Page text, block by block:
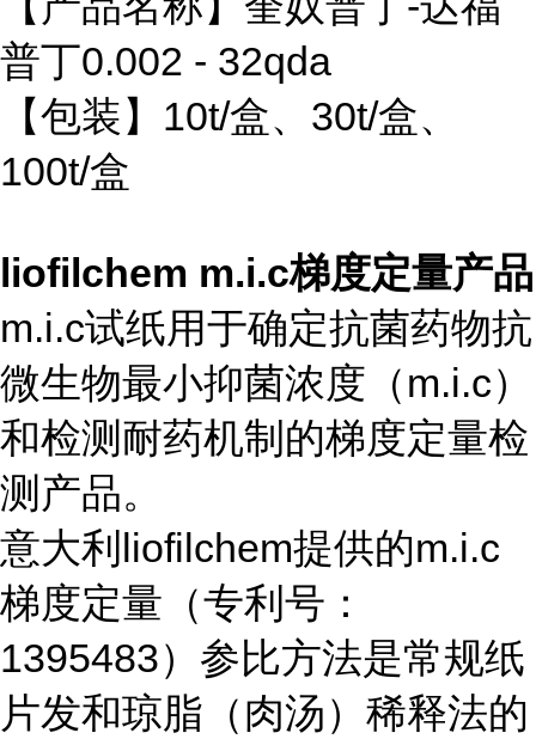
普丁0.002 - 32qda
【包装】10t/盒、30t/盒、
100t/盒
liofilchem m.i.c梯度定量产品
m.i.c试纸用于确定抗菌药物抗
微生物最小抑菌浓度（m.i.c）
和检测耐药机制的梯度定量检
测产品。
意大利liofilchem提供的m.i.c
梯度定量（专利号：
1395483）参比方法是常规纸
片发和琼脂（肉汤）稀释法的